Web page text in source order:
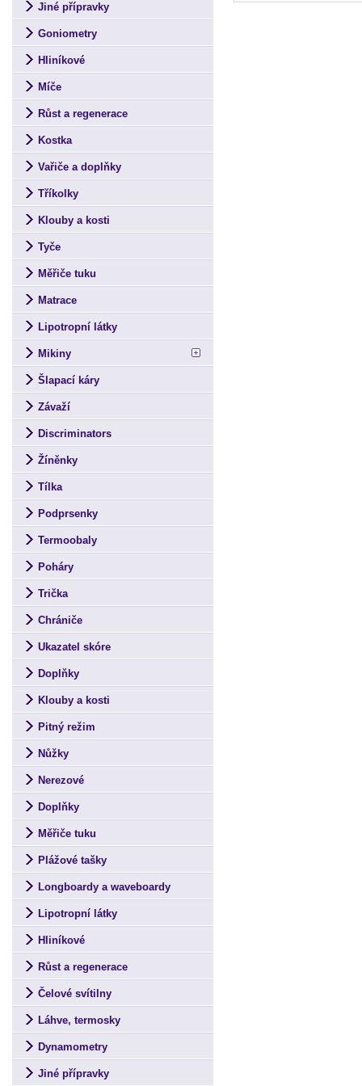
Jiné přípravky
Goniometry
Hliníkové
Míče
Růst a regenerace
Kostka
Vařiče a doplňky
Tříkolky
Klouby a kosti
Tyče
Měřiče tuku
Matrace
Lipotropní látky
Mikiny
Šlapací káry
Závaží
Discriminators
Žíněnky
Tílka
Podprsenky
Termoobaly
Poháry
Trička
Chrániče
Ukazatel skóre
Doplňky
Klouby a kosti
Pitný režim
Nůžky
Nerezové
Doplňky
Měřiče tuku
Plážové tašky
Longboardy a waveboardy
Lipotropní látky
Hliníkové
Růst a regenerace
Čelové svítilny
Láhve, termosky
Dynamometry
Jiné přípravky